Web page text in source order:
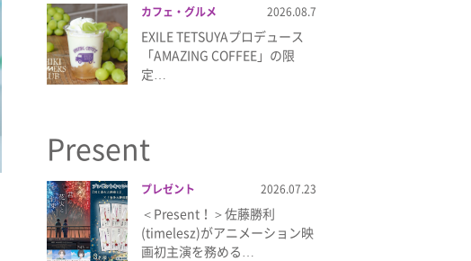
カフェ・グルメ 2026.08.7
EXILE TETSUYAプロデュース
「AMAZING COFFEE」の限
定…
Present
プレゼント 2026.07.23
＜Present！＞佐藤勝利
(timelesz)がアニメーション映
画初主演を務める…